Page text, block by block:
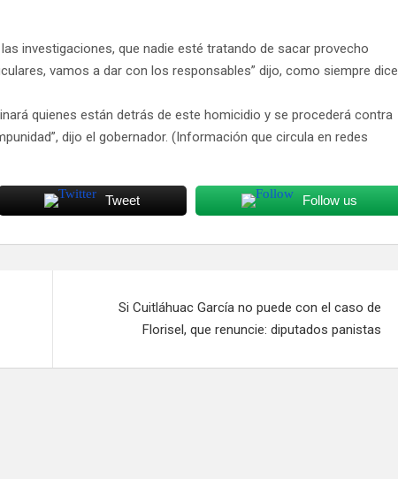
investigaciones, que nadie esté tratando de sacar provecho
vamos a dar con los responsables” dijo, como siempre dice
quienes están detrás de este homicidio y se procederá contra
dijo el gobernador. (Información que circula en redes
Tweet Follow us
Si Cuitláhuac García no puede con el caso de
Florisel, que renuncie: diputados panistas